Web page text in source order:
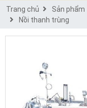
Trang chủ Sản phẩm
Nồi thanh trùng